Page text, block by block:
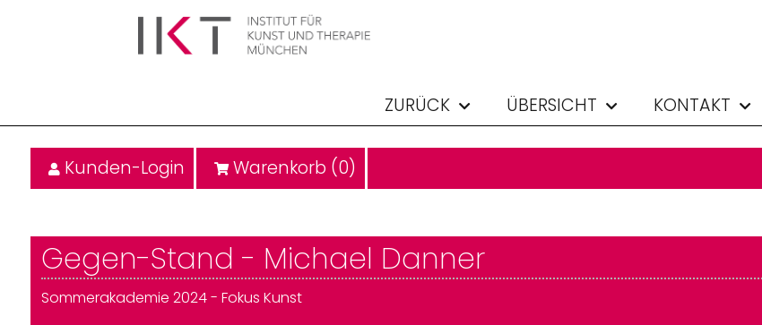
ZURÜCK ÜBERSICHT KONTAKT
Kunden-Login Warenkorb (0)
Gegen-Stand - Michael Danner
Sommerakademie 2024 - Fokus Kunst